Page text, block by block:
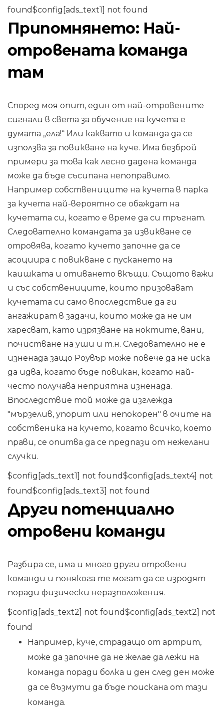
found$config[ads_text1] not found
Припомнянето: Най-
отровената команда
там
Според моя опит, един от най-отровените
сигнали в света за обучение на кучета е
думата „ела!“ Или каквато и команда да се
използва за повикване на куче. Има безброй
примери за това как лесно дадена команда
може да бъде съсипана непоправимо.
Например собствениците на кучета в парка
за кучета най-вероятно се обаждат на
кучетата си, когато е време да си тръгнат.
Следователно командата за извикване се
отровява, когато кучето започне да се
асоциира с повикване с пускането на
каишката и отиването вкъщи. Същото важи
и със собствениците, които призовават
кучетата си само впоследствие да ги
ангажират в задачи, които може да не им
харесват, като изрязване на ноктите, вани,
почистване на уши и т.н. Следователно не е
изненада защо Роувър може повече да не иска
да идва, когато бъде повикан, когато най-
често получава неприятна изненада.
Впоследствие той може да изглежда
"мързелив, упорит или непокорен" в очите на
собственика на кучето, когато всичко, което
прави, се опитва да се предпази от нежелани
случки.
$config[ads_text1] not found$config[ads_text4] not
found$config[ads_text3] not found
Други потенциално
отровени команди
Разбира се, има и много други отровени
команди и понякога те могат да се изродят
поради физически неразположения.
$config[ads_text2] not found$config[ads_text2] not
found
Например, куче, страдащо от артрит,
може да започне да не желае да лежи на
команда поради болка и ден след ден може
да се възмути да бъде поискана от тази
команда.